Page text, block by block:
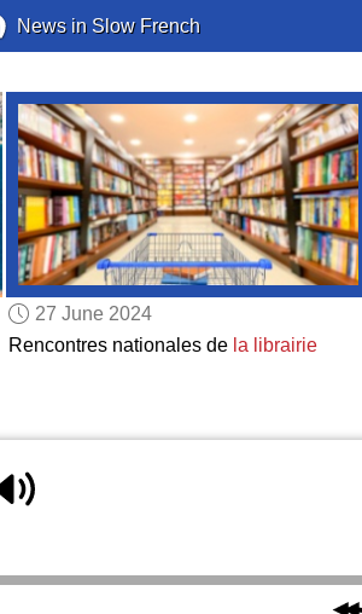
News in Slow French
27 June 2024
Rencontres nationales de la librairie